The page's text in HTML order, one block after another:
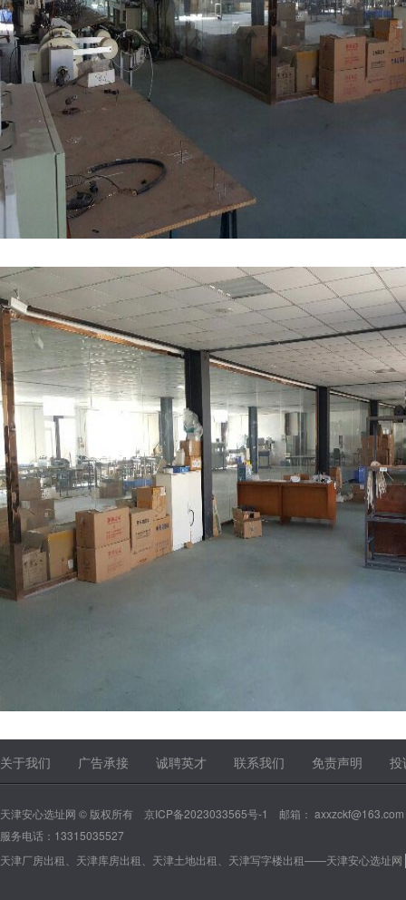
关于我们 广告承接 诚聘英才 联系我们 免责声明 投
天津安心选址网 © 版权所有 京ICP备2023033565号-1 邮箱： axxzckf@163.com
服务电话：13315035527
天津厂房出租、天津库房出租、天津土地出租、天津写字楼出租——天津安心选址网